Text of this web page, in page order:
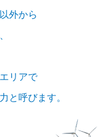
外から
リアで
と呼びます。